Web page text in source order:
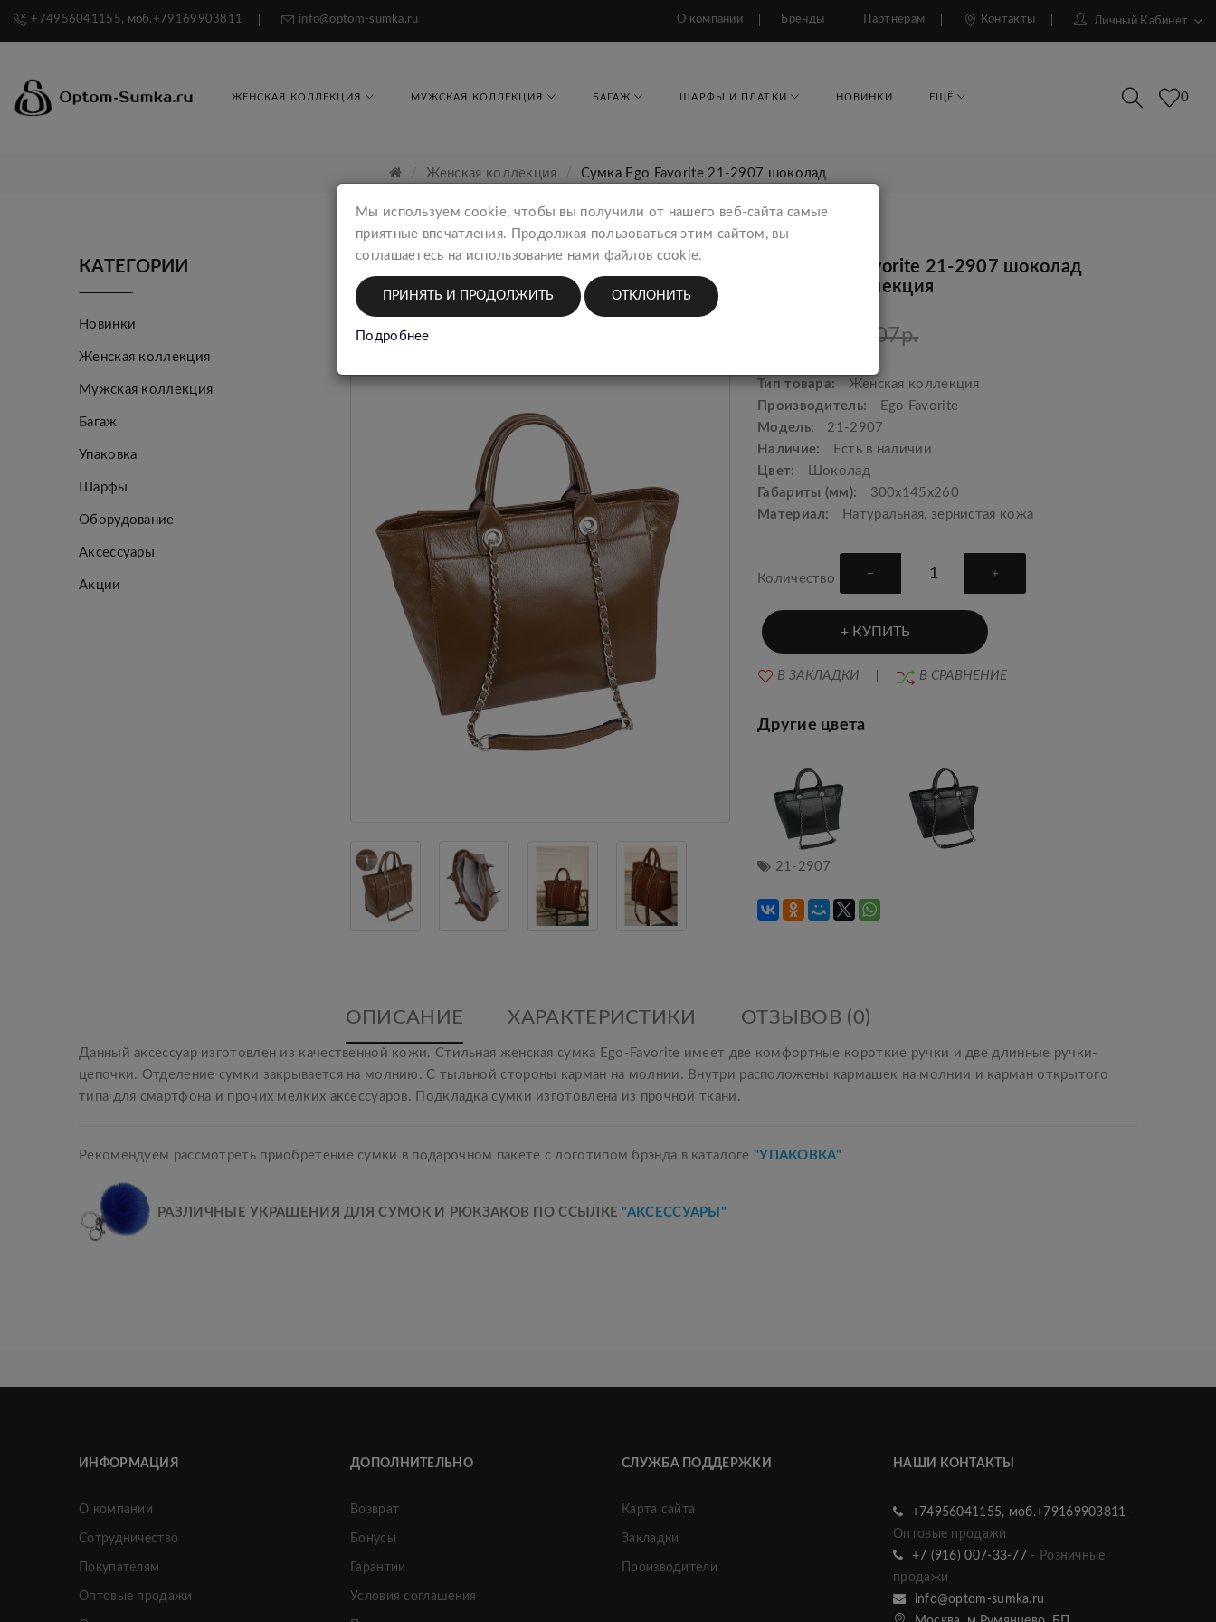
+74956041155, моб.+79169903811 info@optom-sumka.ru О компании Бренды Партнерам Контакты Личный Кабинет
ЖЕНСКАЯ КОЛЛЕКЦИЯ МУЖСКАЯ КОЛЛЕКЦИЯ БАГАЖ ШАРФЫ И ПЛАТКИ НОВИНКИ ЕЩЁ 0
Женская коллекция Сумка Ego Favorite 21-2907 шоколад
КАТЕГОРИИ
Новинки
Женская коллекция
Мужская коллекция
Багаж
Упаковка
Шарфы
Оборудование
Аксессуары
Акции
Сумка Ego Favorite 21-2907 шоколад
Женская коллекция
11907р.
Тип товара:
Женская коллекция
Производитель:
Ego Favorite
Модель:
21-2907
Наличие:
Есть в наличии
Цвет:
Шоколад
Габариты (мм):
300х145х260
Материал:
Натуральная, зернистая кожа
Количество
КУПИТЬ
В ЗАКЛАДКИ В СРАВНЕНИЕ
Другие цвета
21-2907
ОПИСАНИЕ ХАРАКТЕРИСТИКИ ОТЗЫВОВ (0)
Данный аксессуар изготовлен из качественной кожи. Стильная женская сумка Ego-Favorite имеет две комфортные короткие ручки и две длинные ручки-
цепочки. Отделение сумки закрывается на молнию. С тыльной стороны карман на молнии. Внутри расположены кармашек на молнии и карман открытого
типа для смартфона и прочих мелких аксессуаров. Подкладка сумки изготовлена из прочной ткани.
Рекомендуем рассмотреть приобретение сумки в подарочном пакете с логотипом брэнда в каталоге "УПАКОВКА"
РАЗЛИЧНЫЕ УКРАШЕНИЯ ДЛЯ СУМОК И РЮКЗАКОВ ПО ССЫЛКЕ "АКСЕССУАРЫ"
ИНФОРМАЦИЯ
О компании
Сотрудничество
Покупателям
Оптовые продажи
ДОПОЛНИТЕЛЬНО
Возврат
Бонусы
Гарантии
Условия соглашения
СЛУЖБА ПОДДЕРЖКИ
Карта сайта
Закладки
Производители
НАШИ КОНТАКТЫ
+74956041155, моб.+79169903811
-
Оптовые продажи
+7 (916) 007-33-77 - Розничные
продажи
info@optom-sumka.ru
Мы используем cookie, чтобы вы получили от нашего веб-сайта самые
приятные впечатления. Продолжая пользоваться этим сайтом, вы
соглашаетесь на использование нами файлов cookie.
ПРИНЯТЬ И ПРОДОЛЖИТЬ ОТКЛОНИТЬ
Подробнее